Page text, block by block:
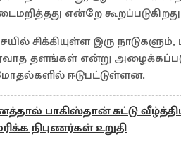
என்றே
சிக்கியுள்ள இரு நாடுகளும்,
தளங்கள் என்று
மோதல்களில் ஈடுபட்டுள்ளன.
பாகிஸ்தான் சுட்டு
நிபுணர்கள் உறுதி